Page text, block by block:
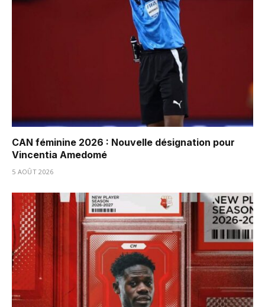
CAN féminine 2026 : Nouvelle désignation pour
Vincentia Amedomé
5 AOÛT 2026